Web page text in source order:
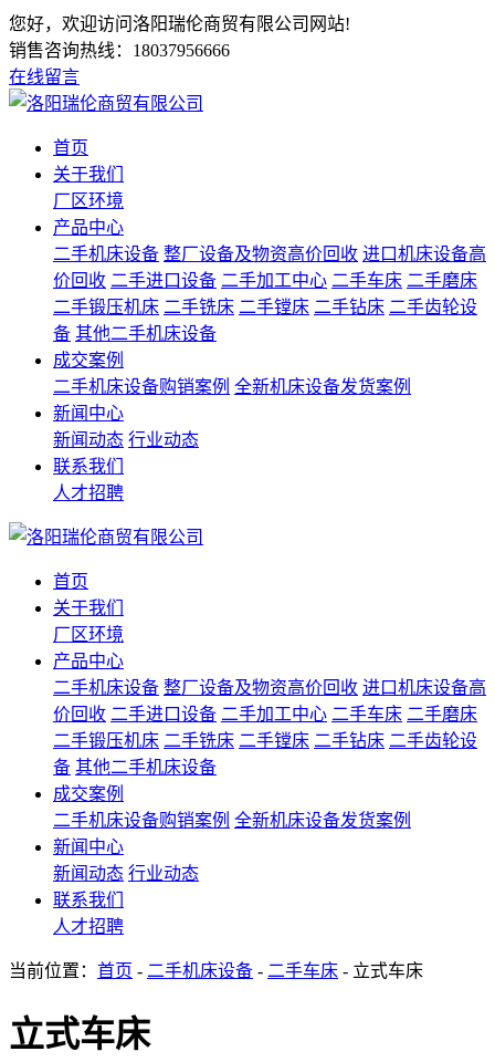
您好，欢迎访问洛阳瑞伦商贸有限公司网站!
销售咨询热线： 18037956666
在线留言
首页
关于我们
厂区环境
产品中心
二手机床设备 整厂设备及物资高价回收 进口机床设备高
价回收 二手进口设备 二手加工中心 二手车床 二手磨床
二手锻压机床 二手铣床 二手镗床 二手钻床 二手齿轮设
备 其他二手机床设备
成交案例
二手机床设备购销案例 全新机床设备发货案例
新闻中心
新闻动态 行业动态
联系我们
人才招聘
首页
关于我们
厂区环境
产品中心
二手机床设备 整厂设备及物资高价回收 进口机床设备高
价回收 二手进口设备 二手加工中心 二手车床 二手磨床
二手锻压机床 二手铣床 二手镗床 二手钻床 二手齿轮设
备 其他二手机床设备
成交案例
二手机床设备购销案例 全新机床设备发货案例
新闻中心
新闻动态 行业动态
联系我们
人才招聘
当前位置： 首页 - 二手机床设备 - 二手车床 - 立式车床
立式车床